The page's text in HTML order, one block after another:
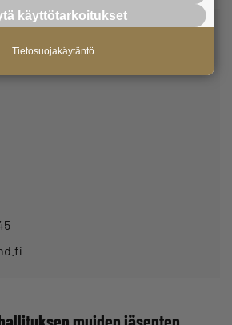
käyttötarkoitukset
Tietosuojakäytäntö